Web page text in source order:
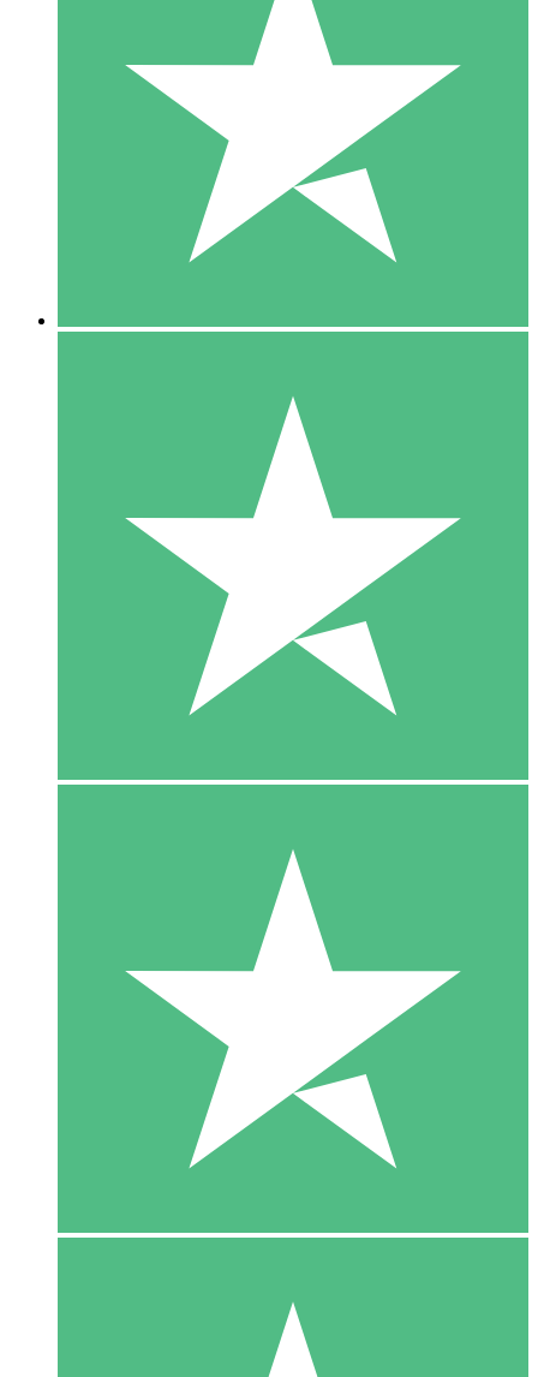
Pacchetti di Crediti Individuali
Paga a consumo con crediti di download. Nessun impegno
1 Download
10
US$1500
10 Download
20